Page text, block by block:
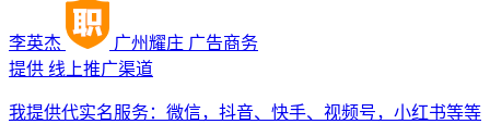
李英杰 广州耀庄 广告商务
提供 线上推广渠道
我提供代实名服务：微信，抖音、快手、视频号，小红书等等